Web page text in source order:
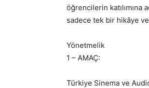
öğrencilerin katılımına
sadece tek bir hikâye
Yönetmelik
1 – AMAÇ:
Türkiye Sinema ve